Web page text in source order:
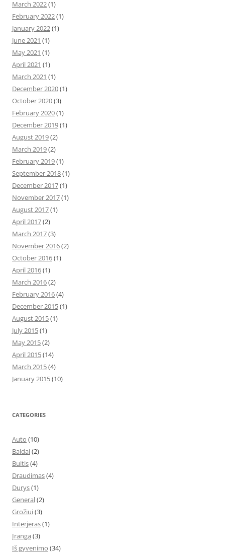
March 2022(1)
February 2022(1)
January 2022(1)
June 2021 (1)
May 2021 (1)
April 2021 (1)
March 2021 (1)
December 2020(1)
October 2020(3)
February 2020(1)
December 2019(1)
August 2019(2)
March 2019(2)
February 2019(1)
September 2018(1)
December 2017(1)
November 2017(1)
August 2017(1)
April 2017(2)
March 2017(3)
November 2016(2)
October 2016(1)
April 2016(1)
March 2016(2)
February 2016(4)
December 2015(1)
August 2015(1)
July 2015(1)
May 2015(2)
April 2015(14)
March 2015(4)
January 2015(10)
CATEGORIES
Auto (10)
Baldai(2)
Buitis(4)
Draudimas(4)
Durys(1)
General(2)
Grožiui(3)
Interjeras(1)
Įranga (3)
Iš gyvenimo (34)